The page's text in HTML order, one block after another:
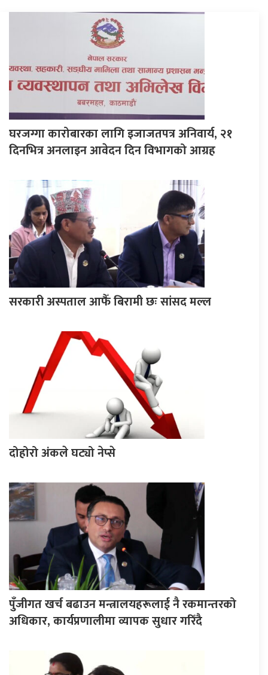
घरजग्गा कारोबारका लागि इजाजतपत्र अनिवार्य, २१
दिनभित्र अनलाइन आवेदन दिन विभागको आग्रह
सरकारी अस्पताल आफैँ बिरामी छः सांसद मल्ल
दोहोरो अंकले घट्यो नेप्से
पुँजीगत खर्च बढाउन मन्त्रालयहरूलाई नै रकमान्तरको
अधिकार, कार्यप्रणालीमा व्यापक सुधार गरिँदै